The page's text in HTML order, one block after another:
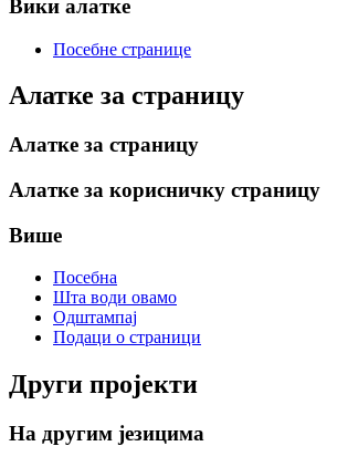
Вики алатке
Посебне странице
Алатке за страницу
Алатке за страницу
Алатке за корисничку страницу
Више
Посебна
Шта води овамо
Одштампај
Подаци о страници
Други пројекти
На другим језицима